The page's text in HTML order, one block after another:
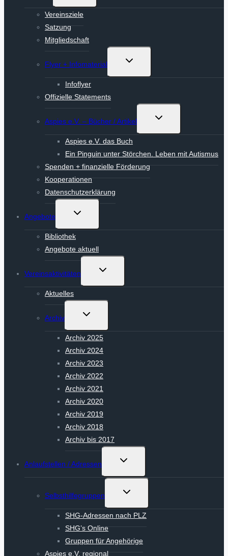
Vereinsziele
Satzung
Mitgliedschaft
Flyer + Infomaterial
Untermenü
Infoflyer
Offizielle Statements
Aspies e.V. – Bücher / Artikel
Untermenü
Aspies e.V. das Buch
Ein Pinguin unter Störchen. Leben mit Autismus
Spenden + finanzielle Förderung
Kooperationen
Datenschutzerklärung
Angebote
Untermenü
Bibliothek
Angebote aktuell
Vereinsaktivitäten
Untermenü
Aktuelles
Archiv
Untermenü
Archiv 2025
Archiv 2024
Archiv 2023
Archiv 2022
Archiv 2021
Archiv 2020
Archiv 2019
Archiv 2018
Archiv bis 2017
Anlaufstellen / Adressen
Untermenü
Selbsthilfegruppen
Untermenü
SHG-Adressen nach PLZ
SHG’s Online
Gruppen für Angehörige
Aspies e.V. regional